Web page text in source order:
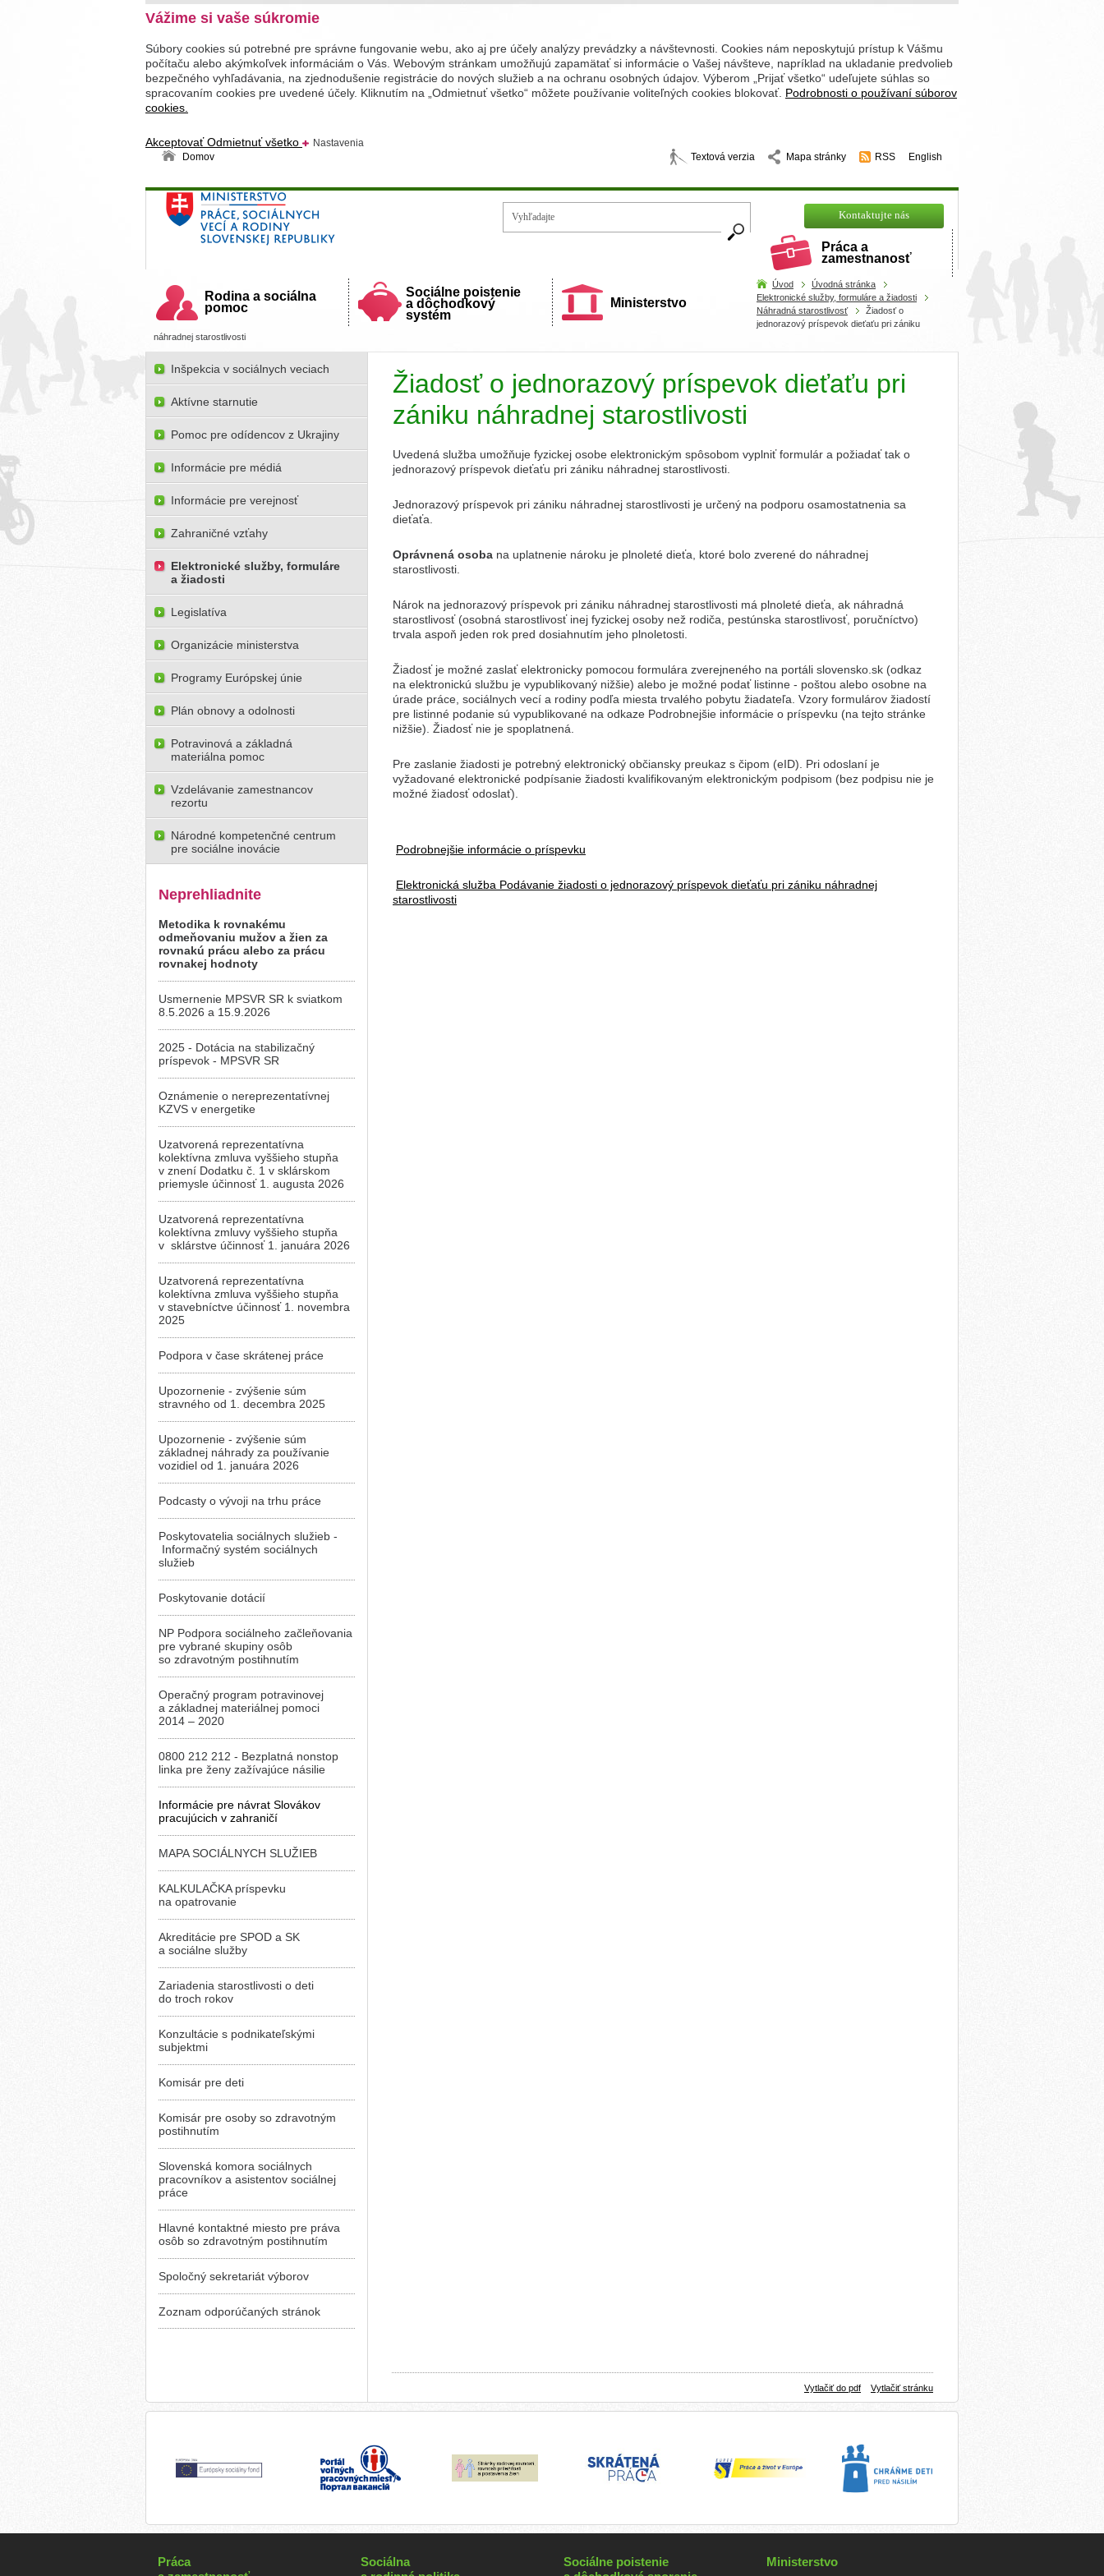
Vážime si vaše súkromie
Súbory cookies sú potrebné pre správne fungovanie webu, ako aj pre účely analýzy prevádzky a návštevnosti. Cookies nám neposkytujú prístup k Vášmu
počítaču alebo akýmkoľvek informáciám o Vás. Webovým stránkam umožňujú zapamätať si informácie o Vašej návšteve, napríklad na ukladanie predvolieb
bezpečného vyhľadávania, na zjednodušenie registrácie do nových služieb a na ochranu osobných údajov. Výberom „Prijať všetko“ udeľujete súhlas so
spracovaním cookies pre uvedené účely. Kliknutím na „Odmietnuť všetko“ môžete používanie voliteľných cookies blokovať. Podrobnosti o používaní súborov
cookies.
AkceptovaťOdmietnuť všetko
Nastavenia
Domov
Textová verzia Mapa stránky RSS English
Ministerstvo práce, sociálnych vecí a rodiny
Slovenskej republiky
Kontaktujte nás
Práca a
zamestnanosť
Rodina a sociálna
pomoc
Sociálne poistenie
a dôchodkový
systém
Ministerstvo
Úvod
Úvodná stránka
Elektronické služby, formuláre a žiadosti
Náhradná starostlivosť
Žiadosť o
jednorazový príspevok dieťaťu pri zániku
náhradnej starostlivosti
Žiadosť o jednorazový príspevok dieťaťu pri
zániku náhradnej starostlivosti
Uvedená služba umožňuje fyzickej osobe elektronickým spôsobom vyplniť formulár a požiadať tak o
jednorazový príspevok dieťaťu pri zániku náhradnej starostlivosti.
Jednorazový príspevok pri zániku náhradnej starostlivosti je určený na podporu osamostatnenia sa
dieťaťa.
Oprávnená osoba na uplatnenie nároku je plnoleté dieťa, ktoré bolo zverené do náhradnej
starostlivosti.
Nárok na jednorazový príspevok pri zániku náhradnej starostlivosti má plnoleté dieťa, ak náhradná
starostlivosť (osobná starostlivosť inej fyzickej osoby než rodiča, pestúnska starostlivosť, poručníctvo)
trvala aspoň jeden rok pred dosiahnutím jeho plnoletosti.
Žiadosť je možné zaslať elektronicky pomocou formulára zverejneného na portáli slovensko.sk (odkaz
na elektronickú službu je vypublikovaný nižšie) alebo je možné podať listinne - poštou alebo osobne na
úrade práce, sociálnych vecí a rodiny podľa miesta trvalého pobytu žiadateľa. Vzory formulárov žiadostí
pre listinné podanie sú vypublikované na odkaze Podrobnejšie informácie o príspevku (na tejto stránke
nižšie). Žiadosť nie je spoplatnená.
Pre zaslanie žiadosti je potrebný elektronický občiansky preukaz s čipom (eID). Pri odoslaní je
vyžadované elektronické podpísanie žiadosti kvalifikovaným elektronickým podpisom (bez podpisu nie je
možné žiadosť odoslať).
Podrobnejšie informácie o príspevku
Elektronická služba Podávanie žiadosti o jednorazový príspevok dieťaťu pri zániku náhradnej
starostlivosti
Inšpekcia v sociálnych veciach
Aktívne starnutie
Pomoc pre odídencov z Ukrajiny
Informácie pre médiá
Informácie pre verejnosť
Zahraničné vzťahy
Elektronické služby, formuláre
a žiadosti
Legislatíva
Organizácie ministerstva
Programy Európskej únie
Plán obnovy a odolnosti
Potravinová a základná
materiálna pomoc
Vzdelávanie zamestnancov
rezortu
Národné kompetenčné centrum
pre sociálne inovácie
Neprehliadnite
Metodika k rovnakému
odmeňovaniu mužov a žien za
rovnakú prácu alebo za prácu
rovnakej hodnoty
Usmernenie MPSVR SR k sviatkom
8.5.2026 a 15.9.2026
2025 - Dotácia na stabilizačný
príspevok - MPSVR SR
Oznámenie o nereprezentatívnej
KZVS v energetike
Uzatvorená reprezentatívna
kolektívna zmluva vyššieho stupňa
v znení Dodatku č. 1 v sklárskom
priemysle účinnosť 1. augusta 2026
Uzatvorená reprezentatívna
kolektívna zmluvy vyššieho stupňa
v sklárstve účinnosť 1. januára 2026
Uzatvorená reprezentatívna
kolektívna zmluva vyššieho stupňa
v stavebníctve účinnosť 1. novembra
2025
Podpora v čase skrátenej práce
Upozornenie - zvýšenie súm
stravného od 1. decembra 2025
Upozornenie - zvýšenie súm
základnej náhrady za používanie
vozidiel od 1. januára 2026
Podcasty o vývoji na trhu práce
Poskytovatelia sociálnych služieb -
Informačný systém sociálnych
služieb
Poskytovanie dotácií
NP Podpora sociálneho začleňovania
pre vybrané skupiny osôb
so zdravotným postihnutím
Operačný program potravinovej
a základnej materiálnej pomoci
2014 – 2020
0800 212 212 - Bezplatná nonstop
linka pre ženy zažívajúce násilie
Informácie pre návrat Slovákov
pracujúcich v zahraničí
MAPA SOCIÁLNYCH SLUŽIEB
KALKULAČKA príspevku
na opatrovanie
Akreditácie pre SPOD a SK
a sociálne služby
Zariadenia starostlivosti o deti
do troch rokov
Konzultácie s podnikateľskými
subjektmi
Komisár pre deti
Komisár pre osoby so zdravotným
postihnutím
Slovenská komora sociálnych
pracovníkov a asistentov sociálnej
práce
Hlavné kontaktné miesto pre práva
osôb so zdravotným postihnutím
Spoločný sekretariát výborov
Zoznam odporúčaných stránok
Vytlačiť do pdf Vytlačiť stránku
Práca
Sociálna
Sociálne poistenie
Ministerstvo